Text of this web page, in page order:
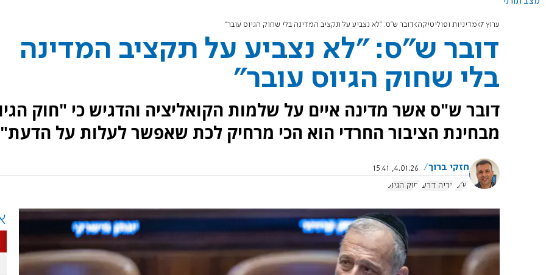
ערוץ 7 מדיניות ופוליטיקה דובר ש"ס: "לא נצביע על תקציב המדינה בלי שחוק הגיוס עובר"
דובר ש"ס: "לא נצביע על תקציב המדינה
בלי שחוק הגיוס עובר"
דובר ש"ס אשר מדינה איים על שלמות הקואליציה והדגיש כי "חוק
מבחינת הציבור החרדי הוא הכי מרחיק לכת שאפשר לעלות על
חזקי ברוך
4.01.26, 15:41
ש"ס אריה דרעי חוק הגיוס